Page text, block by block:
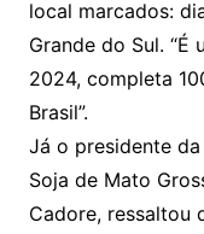
local marcados:
Grande do Sul.
2024, completa
Brasil”.
Já o presidente
Soja de Mato
Cadore, ressaltou